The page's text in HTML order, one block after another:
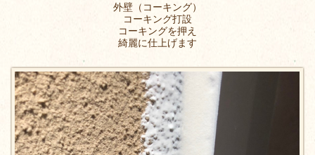
外壁（コーキング）
コーキング打設
コーキングを押え
綺麗に仕上げます